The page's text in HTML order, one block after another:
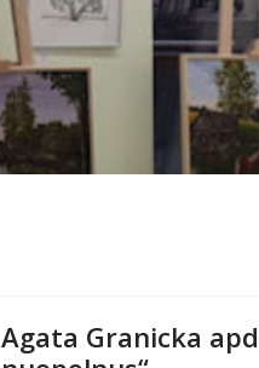
Agata Granicka